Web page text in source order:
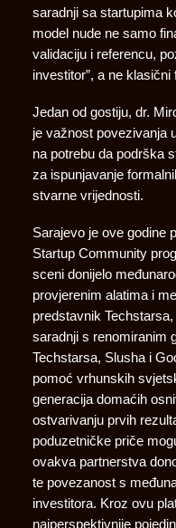
saradnji sa startupima
model nude ne samo
validaciju i referencu,
investitor”, a ne klasični
Jedan od gostiju, dr.
je važnost povezivanja
na potrebu da podrška
za ispunjavanje
stvarne vrijednosti.
Sarajevo je ove godine
Startup Community
sceni donijelo
provjerenim alatima i
predstavnik
saradnji s renomiranim
Techstarsa, Slusha i
pomoć vrhunskih
generacija domaćih
ostvarivanju prvih
poduzetničke priče
ovakva partnerstva
te povezanost s
investitora. Kroz ovu
najperspektivnije